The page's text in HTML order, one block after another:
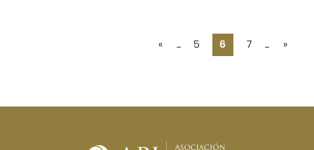
« ... 5 6 7 ... »